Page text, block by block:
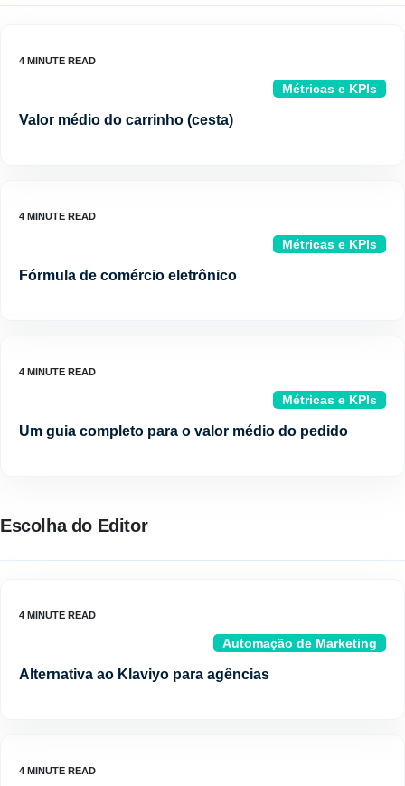
Métricas e KPIs
Valor médio do carrinho (cesta)
Métricas e KPIs
Fórmula de comércio eletrônico
Métricas e KPIs
Um guia completo para o valor médio do pedido
Escolha do Editor
Automação de Marketing
Alternativa ao Klaviyo para agências